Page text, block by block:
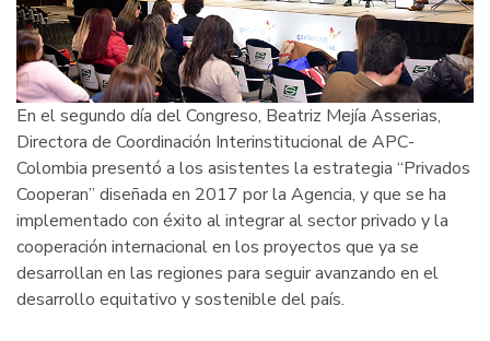
En el segundo día del Congreso, Beatriz Mejía Asserias,
Directora de Coordinación Interinstitucional de APC-
Colombia presentó a los asistentes la estrategia “Privados
Cooperan” diseñada en 2017 por la Agencia, y que se ha
implementado con éxito al integrar al sector privado y la
cooperación internacional en los proyectos que ya se
desarrollan en las regiones para seguir avanzando en el
desarrollo equitativo y sostenible del país.